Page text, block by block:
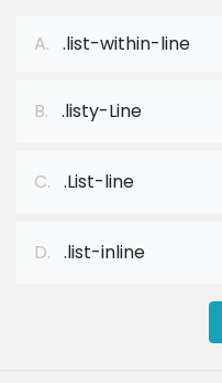
A. .list-within-line
B. .listy-Line
C. .List-line
D. .list-inline